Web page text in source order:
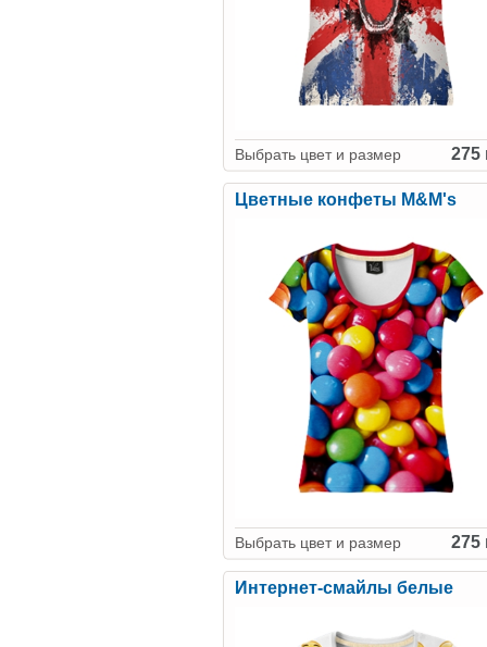
Выбрать цвет и размер 275
Цветные конфеты M&M's
Выбрать цвет и размер 275
Интернет-смайлы белые